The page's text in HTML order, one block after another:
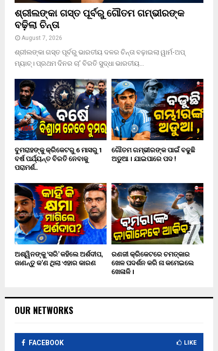
ଶ୍ରୀଲଙ୍କା ଗସ୍ତ ପୂର୍ବରୁ ଗୌତମ ଗମ୍ଭୀରଙ୍କ
ବଢ଼ିଲା ଚିନ୍ତା
August 7, 2026
ଶ୍ରୀଲଙ୍କା ଗସ୍ତ ପୂର୍ବରୁ ଭାରତୀୟ ଦଳର ଚିନ୍ତା ବଢ଼ାଇଲା ୱାର୍ମ-ଅପ୍
ମ୍ୟାଚ୍। ପ୍ରଥମ ଦିନର ଚା’ ବିରତି ସୁଦ୍ଧା ଭାରତୀୟ...
ବୁମରାହଙ୍କୁ କ୍ରିକେଟରୁ 6 ମାସରୁ 1
ବର୍ଷ ପର୍ଯ୍ୟନ୍ତ ବିରତି ନେବାକୁ
ପରାମର୍ଶ..
ଗୌତମ ଗମ୍ଭୀରଙ୍କ ପାଇଁ ବଢୁଛି
ଅଡୁଆ । ଯାଇପାରେ ପଦ !
ଅଶ୍ୱିନଙ୍କୁ ‘ସରି’ କହିଲେ ଅର୍ଶଦୀପ,
ଜାଣନ୍ତୁ କ’ଣ ଥିଲା ଏହାର କାରଣ
ରଣଜୀ କ୍ରିକେଟରେ ଚମତ୍କାର
ଖେଳ ପଦର୍ଶନ କରି ନା କମେଇଲେ
ଖେଳାଳି ।
OUR NETWORKS
FACEBOOK LIKE